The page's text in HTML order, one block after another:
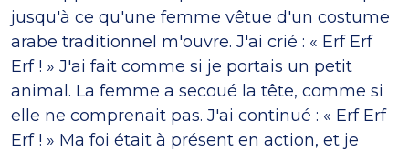
jusqu'à ce qu'une femme vêtue d'un costume
arabe traditionnel m'ouvre. J'ai crié : « Erf Erf
Erf ! » J'ai fait comme si je portais un petit
animal. La femme a secoué la tête, comme si
elle ne comprenait pas. J'ai continué : « Erf Erf
Erf ! » Ma foi était à présent en action, et je